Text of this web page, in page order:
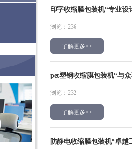
印字收缩膜包装机“专业设
浏览：236
了解更多>>
pet塑钢收缩膜包装机“与
浏览：232
了解更多>>
防静电收缩膜包装机“卓越